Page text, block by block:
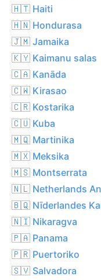
🇭🇹 Haiti
🇭🇳 Hondurasa
🇯🇲 Jamaika
🇰🇾 Kaimanu salas
🇨🇦 Kanāda
🇨🇼 Kirasao
🇨🇷 Kostarika
🇨🇺 Kuba
🇲🇶 Martinika
🇲🇽 Meksika
🇲🇸 Montserrata
🇳🇱 Netherlands
🇧🇶 Nīderlandes
🇳🇮 Nikaragva
🇵🇦 Panama
🇵🇷 Puertoriko
🇸🇻 Salvadora